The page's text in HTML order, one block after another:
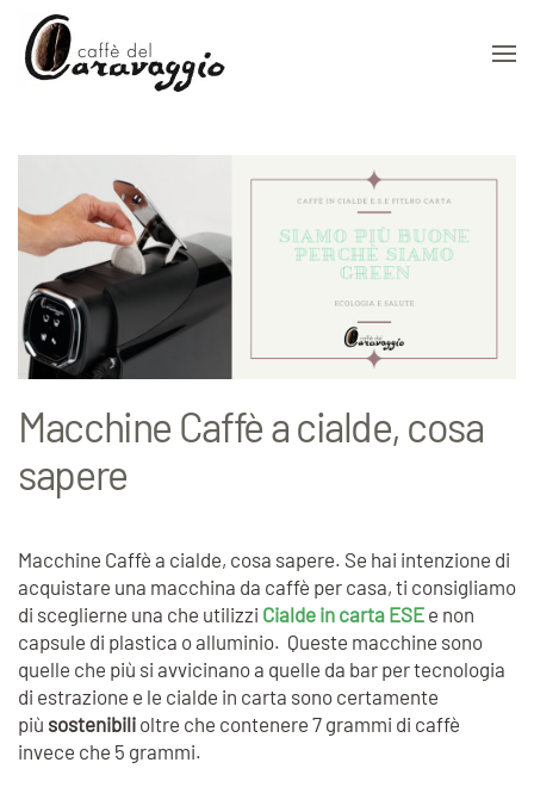
Skip to main content
Macchine Caffè a cialde, cosa
sapere
Macchine Caffè a cialde, cosa sapere. Se hai intenzione di
acquistare una macchina da caffè per casa, ti consigliamo
di sceglierne una che utilizzi Cialde in carta ESE e non
capsule di plastica o alluminio. Queste macchine sono
quelle che più si avvicinano a quelle da bar per tecnologia
di estrazione e le cialde in carta sono certamente
più sostenibili oltre che contenere 7 grammi di caffè
invece che 5 grammi.